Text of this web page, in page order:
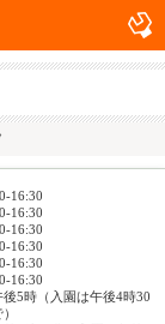
16:30
16:30
16:30
16:30
16:30
16:30
5時（入園は午後4時30